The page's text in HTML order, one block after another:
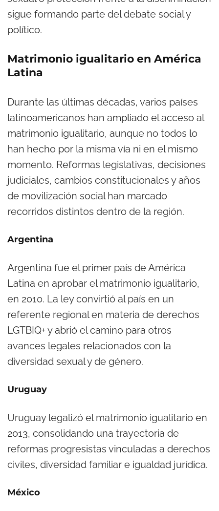
sigue formando parte del debate social y
político.
Matrimonio igualitario en América
Latina
Durante las últimas décadas, varios países
latinoamericanos han ampliado el acceso al
matrimonio igualitario, aunque no todos lo
han hecho por la misma vía ni en el mismo
momento. Reformas legislativas, decisiones
judiciales, cambios constitucionales y años
de movilización social han marcado
recorridos distintos dentro de la región.
Argentina
Argentina fue el primer país de América
Latina en aprobar el matrimonio igualitario,
en 2010. La ley convirtió al país en un
referente regional en materia de derechos
LGTBIQ+ y abrió el camino para otros
avances legales relacionados con la
diversidad sexual y de género.
Uruguay
Uruguay legalizó el matrimonio igualitario en
2013, consolidando una trayectoria de
reformas progresistas vinculadas a derechos
civiles, diversidad familiar e igualdad jurídica.
México